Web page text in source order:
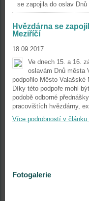
se zapojila do oslav
Hvězdárna se
Meziříčí
18.09.2017
Ve dnech 15. a 16.
oslavám Dnů města
podpořilo Město
Díky této podpoře mohl
podobě odborné
pracovištích hvězdárny,
Více podrobností v článku
Fotogalerie